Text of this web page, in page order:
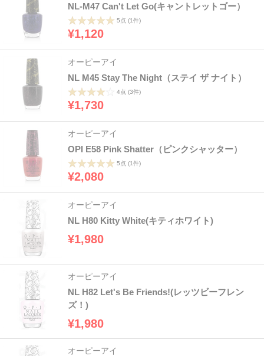
NL-M47 Can't Let Go(キャントレットゴー）
5点 (1件)
¥1,120
オーピーアイ
NL M45 Stay The Night（ステイ ザ ナイト）
4点 (3件)
¥1,730
オーピーアイ
OPI E58 Pink Shatter（ピンクシャッター）
5点 (1件)
¥2,080
オーピーアイ
NL H80 Kitty White(キティホワイト)
¥1,980
オーピーアイ
NL H82 Let's Be Friends!(レッツビーフレン
ズ！)
¥1,980
オーピーアイ